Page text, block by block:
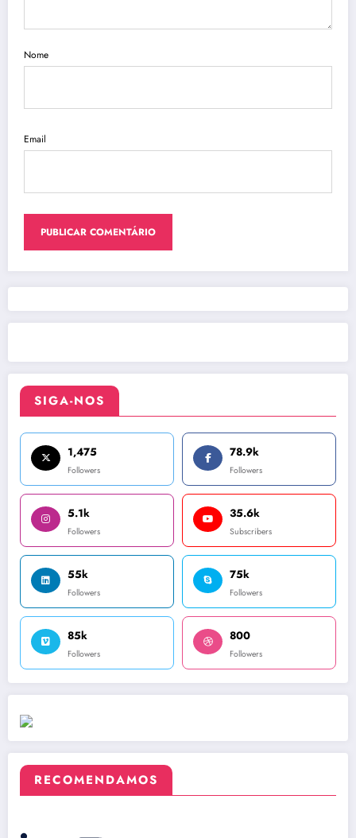
SIGA-NOS
1,475
Followers
78.9k
Followers
5.1k
Followers
35.6k
Subscribers
55k
Followers
75k
Followers
85k
Followers
800
Followers
RECOMENDAMOS
Nome
Email